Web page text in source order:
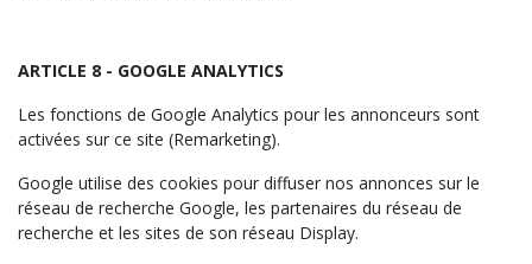
ARTICLE 8 - GOOGLE ANALYTICS
Les fonctions de Google Analytics pour les annonceurs sont
activées sur ce site (Remarketing).
Google utilise des cookies pour diffuser nos annonces sur le
réseau de recherche Google, les partenaires du réseau de
recherche et les sites de son réseau Display.